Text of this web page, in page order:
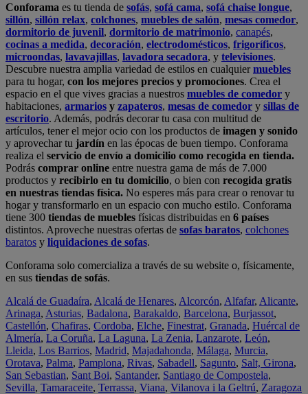
Conforama es tu tienda de sofás, sofá cama, sofá chaise longue,
sillón, sillón relax, colchones, muebles de salón, mesas comedor,
dormitorio de juvenil, dormitorio de matrimonio, canapés,
cocinas a medida, decoración, electrodomésticos, frigoríficos,
microondas, lavavajillas, lavadora secadora, y televisiones.
Descubre nuestra amplia variedad de estilos en cualquiermuebles
para tu hogar, con los mejores precios y promociones. Crea el
espacio en el que vives gracias a nuestros muebles de comedor y
habitaciones, armarios y zapateros, mesas de comedor y sillas de
escritorio. Además, podrás decorar tu casa con multitud de
artículos, tener el mejor ocio con los productos de imagen y sonido
y aprovechar tu jardín en las épocas de buen tiempo. Conforama
realiza el servicio de envío a domicilio como recogida en tienda.
Podrás comprar online entre nuestra gama de más de 7.000
productos y recibirlo en tu domicilio, o bien con recogida gratis
en nuestras tiendas física. No esperes más para crear o renovar tu
hogar y transformarlo en un espacio con mucho estilo. Conforama
tiene 300 tiendas de muebles físicas distribuidas en 6 países
distintos. Aproveche nuestras ofertas de sofas baratos, colchones
baratos y liquidaciones de sofas.
Conforama solo comercializa a través de su website o, físicamente,
en sus tiendas de sofás.
Alcalá de Guadaíra, Alcalá de Henares, Alcorcón, Alfafar, Alicante,
Arinaga, Asturias, Badalona, Barakaldo, Barcelona, Burjassot,
Castellón, Chafiras, Cordoba, Elche, Finestrat, Granada, Huércal de
Almería, La Coruña, La Laguna, La Zenia, Lanzarote, León,
Lleida, Los Barrios, Madrid, Majadahonda, Málaga, Murcia,
Orotava, Palma, Pamplona, Rivas, Sabadell, Sagunto, Salt, Girona,
San Sebastian, Sant Boi, Santander, Santiago de Compostela,
Sevilla, Tamaraceite, Terrassa, Viana, Vilanova i la Geltrú, Zaragoza